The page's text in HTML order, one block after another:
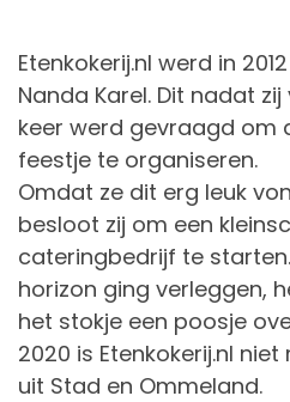
Etenkokerij.nl werd in
Nanda Karel. Dit nadat
keer werd gevraagd om
feestje te organiseren.
Omdat ze dit erg leuk
besloot zij om een
cateringbedrijf te
horizon ging verleggen,
het stokje een poosje
2020 is Etenkokerij.nl
uit Stad en Ommeland.